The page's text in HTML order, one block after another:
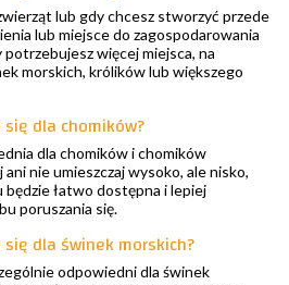
lub gdy chcesz stworzyć przede
lub miejsce do zagospodarowania
więcej miejsca, na
morskich, królików lub większego
dla chomików?
dla chomików i chomików
nie umieszczaj wysoko, ale nisko,
będzie łatwo dostępna i lepiej
poruszania się.
dla świnek morskich?
odpowiedni dla świnek